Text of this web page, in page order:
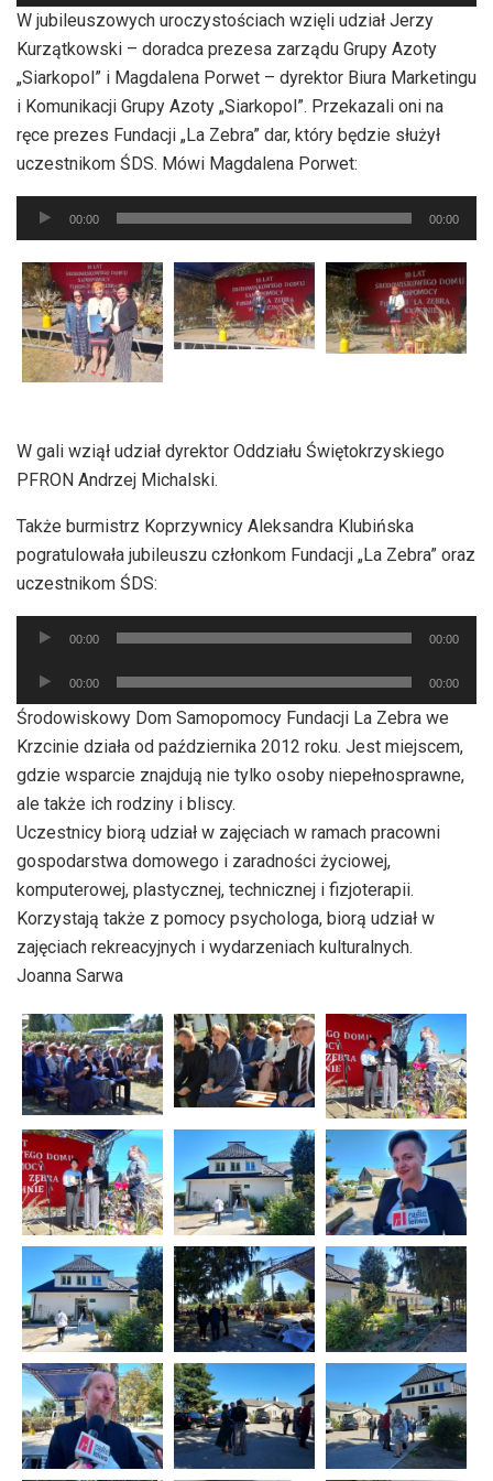
dźwiękowych
W jubileuszowych uroczystościach wzięli udział Jerzy
Kurzątkowski – doradca prezesa zarządu Grupy Azoty
„Siarkopol” i Magdalena Porwet – dyrektor Biura Marketingu
i Komunikacji Grupy Azoty „Siarkopol”. Przekazali oni na
ręce prezes Fundacji „La Zebra” dar, który będzie służył
uczestnikom ŚDS. Mówi Magdalena Porwet:
Odtwarzacz
plików
dźwiękowych
00:00 00:00
W gali wziął udział dyrektor Oddziału Świętokrzyskiego
PFRON Andrzej Michalski.
Także burmistrz Koprzywnicy Aleksandra Klubińska
pogratulowała jubileuszu członkom Fundacji „La Zebra” oraz
uczestnikom ŚDS:
Odtwarzacz
dźwiękowych
00:00 00:00
Odtwarzacz
plików
dźwiękowych
00:00 00:00
Środowiskowy Dom Samopomocy Fundacji La Zebra we
Krzcinie działa od października 2012 roku. Jest miejscem,
gdzie wsparcie znajdują nie tylko osoby niepełnosprawne,
ale także ich rodziny i bliscy.
Uczestnicy biorą udział w zajęciach w ramach pracowni
gospodarstwa domowego i zaradności życiowej,
komputerowej, plastycznej, technicznej i fizjoterapii.
Korzystają także z pomocy psychologa, biorą udział w
zajęciach rekreacyjnych i wydarzeniach kulturalnych.
Joanna Sarwa